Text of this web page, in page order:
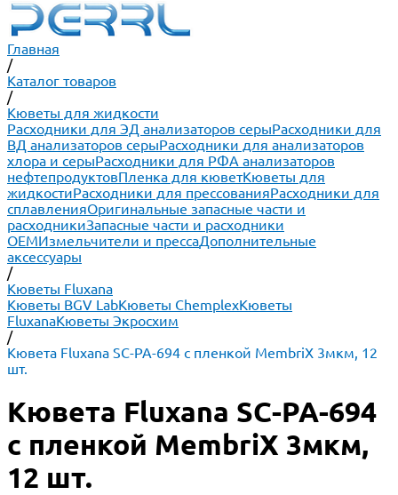
Главная
/
Каталог товаров
/
Кюветы для жидкости
Расходники для ЭД анализаторов серыРасходники для
ВД анализаторов серыРасходники для анализаторов
хлора и серыРасходники для РФА анализаторов
нефтепродуктовПленка для кюветКюветы для
жидкостиРасходники для прессованияРасходники для
сплавленияОригинальные запасные части и
расходникиЗапасные части и расходники
ОЕМИзмельчители и прессаДополнительные
аксессуары
/
Кюветы Fluxana
Кюветы BGV LabКюветы ChemplexКюветы
FluxanaКюветы Экросхим
/
Кювета Fluxana SC-PA-694 с пленкой MembriX 3мкм, 12
шт.
Кювета Fluxana SC-PA-694
с пленкой MembriX 3мкм,
12 шт.